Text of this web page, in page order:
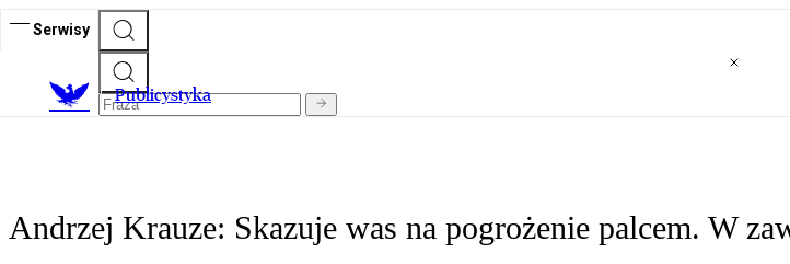
Serwisy
Publicystyka
Andrzej Krauze: Skazuje was na pogrożenie palcem. W